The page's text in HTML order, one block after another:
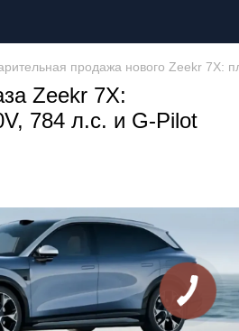
продажа нового Zeekr 7X:
Zeekr 7X:
784 л.с. и G-Pilot